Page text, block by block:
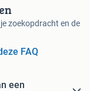
zoekopdracht en de
FAQ
een